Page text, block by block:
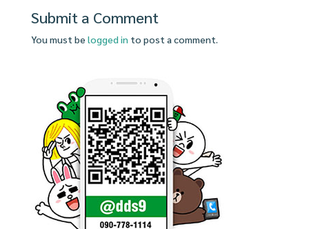
Submit a Comment
You must be logged in to post a comment.